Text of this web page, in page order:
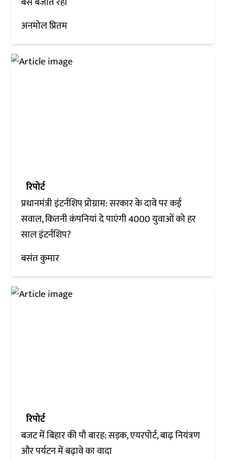
अनमोल प्रितम
रिपोर्ट
प्रधानमंत्री इंटर्नशिप प्रोग्राम: सरकार के दावे पर कई
सवाल, कितनी कंपनियां दे पाएंगी 4000 युवाओं को हर
साल इंटर्नशिप?
बसंत कुमार
रिपोर्ट
बजट में बिहार की पौ बारह: सड़क, एयरपोर्ट, बाढ़ नियंत्रण
और पर्यटन में बढ़ावे का वादा